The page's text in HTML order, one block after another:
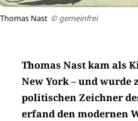
Thomas Nast © gemeinfrei
Thomas Nast kam als
New York – und wurde
politischen Zeichner
erfand den modernen